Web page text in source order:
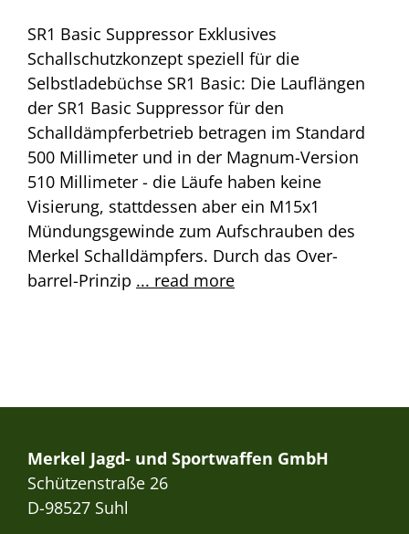
SR1 Basic Suppressor Exklusives
Schallschutzkonzept speziell für die
Selbstladebüchse SR1 Basic: Die Lauflängen
der SR1 Basic Suppressor für den
Schalldämpferbetrieb betragen im Standard
500 Millimeter und in der Magnum-Version
510 Millimeter - die Läufe haben keine
Visierung, stattdessen aber ein M15x1
Mündungsgewinde zum Aufschrauben des
Merkel Schalldämpfers. Durch das Over-
barrel-Prinzip ... read more
Merkel Jagd- und Sportwaffen GmbH
Schützenstraße 26
D-98527 Suhl